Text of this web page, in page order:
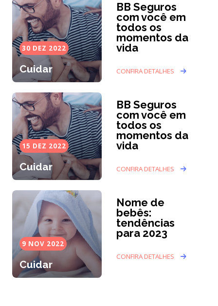
30 DEZ 2022
Cuidar
BB Seguros
com você em
todos os
momentos da
vida
CONFIRA DETALHES
15 DEZ 2022
Cuidar
BB Seguros
com você em
todos os
momentos da
vida
CONFIRA DETALHES
9 NOV 2022
Cuidar
Nome de
bebês:
tendências
para 2023
CONFIRA DETALHES